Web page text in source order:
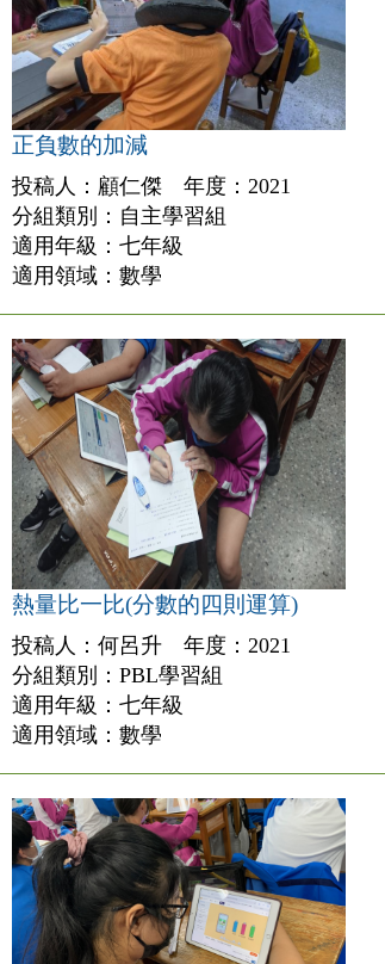
正負數的加減
投稿人：顧仁傑 年度：2021
分組類別：自主學習組
適用年級：七年級
適用領域：數學
熱量比一比(分數的四則運算)
投稿人：何呂升 年度：2021
分組類別：PBL學習組
適用年級：七年級
適用領域：數學